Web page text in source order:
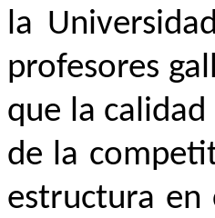
la
profesores
que la
de la
estructura en